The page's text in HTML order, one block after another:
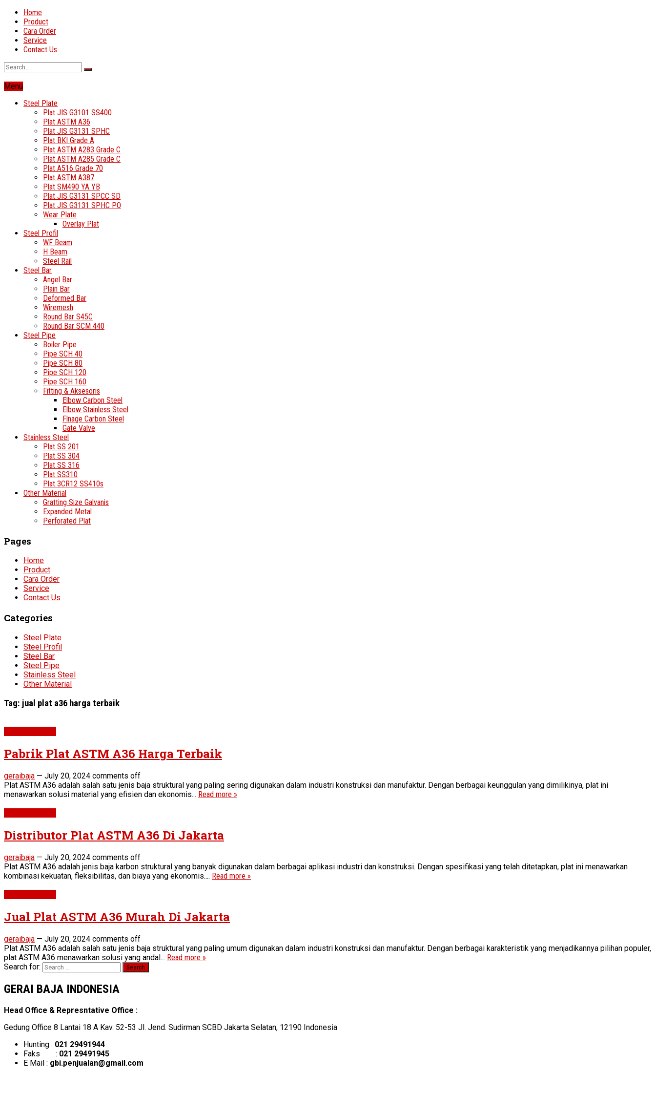
Home
Product
Cara Order
Service
Contact Us
Menu
Steel Plate
Plat JIS G3101 SS400
Plat ASTM A36
Plat JIS G3131 SPHC
Plat BKI Grade A
Plat ASTM A283 Grade C
Plat ASTM A285 Grade C
Plat A516 Grade 70
Plat ASTM A387
Plat SM490 YA YB
Plat JIS G3131 SPCC SD
Plat JIS G3131 SPHC PO
Wear Plate
Overlay Plat
Steel Profil
WF Beam
H Beam
Steel Rail
Steel Bar
Angel Bar
Plain Bar
Deformed Bar
Wiremesh
Round Bar S45C
Round Bar SCM 440
Steel Pipe
Boiler Pipe
Pipe SCH 40
Pipe SCH 80
Pipe SCH 120
Pipe SCH 160
Fitting & Aksesoris
Elbow Carbon Steel
Elbow Stainless Steel
Flnage Carbon Steel
Gate Valve
Stainless Steel
Plat SS 201
Plat SS 304
Plat SS 316
Plat SS310
Plat 3CR12 SS410s
Other Material
Gratting Size Galvanis
Expanded Metal
Perforated Plat
Pages
Home
Product
Cara Order
Service
Contact Us
Categories
Steel Plate
Steel Profil
Steel Bar
Steel Pipe
Stainless Steel
Other Material
Tag: jual plat a36 harga terbaik
Pabrik Plat ASTM A36 Harga Terbaik
geraibaja — July 20, 2024 comments off
Plat ASTM A36 adalah salah satu jenis baja struktural yang paling sering digunakan dalam industri konstruksi dan manufaktur. Dengan berbagai keunggulan yang dimilikinya, plat ini
menawarkan solusi material yang efisien dan ekonomis... Read more »
Distributor Plat ASTM A36 Di Jakarta
geraibaja — July 20, 2024 comments off
Plat ASTM A36 adalah jenis baja karbon struktural yang banyak digunakan dalam berbagai aplikasi industri dan konstruksi. Dengan spesifikasi yang telah ditetapkan, plat ini menawarkan
kombinasi kekuatan, fleksibilitas, dan biaya yang ekonomis.... Read more »
Jual Plat ASTM A36 Murah Di Jakarta
geraibaja — July 20, 2024 comments off
Plat ASTM A36 adalah salah satu jenis baja struktural yang paling umum digunakan dalam industri konstruksi dan manufaktur. Dengan berbagai karakteristik yang menjadikannya pilihan populer,
plat ASTM A36 menawarkan solusi yang andal... Read more »
Search for:
GERAI BAJA INDONESIA
Head Office & Represntative Office :
Gedung Office 8 Lantai 18 A Kav. 52-53 Jl. Jend. Sudirman SCBD Jakarta Selatan, 12190 Indonesia
Hunting : 021 29491944
Faks : 021 29491945
E Mail : gbi.penjualan@gmail.com